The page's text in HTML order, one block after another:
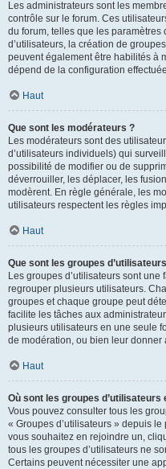
Les administrateurs sont les
contrôle sur le forum. Ces
du forum, telles que les
d’utilisateurs, la création de
peuvent également être habilités à
dépend de la configuration
Haut
Que sont les modérateurs ?
Les modérateurs sont des
d’utilisateurs individuels) qui
possibilité de modifier ou de
déverrouiller, les déplacer, les
modèrent. En règle générale, les
utilisateurs respectent les règles
Haut
Que sont les groupes
Les groupes d’utilisateurs sont
regrouper plusieurs utilisateurs.
groupes et chaque groupe peut
facilite les tâches aux
plusieurs utilisateurs en une seule
de modération, ou bien leur donner
Haut
Où sont les groupes
Vous pouvez consulter tous les
« Groupes d’utilisateurs » depuis
vous souhaitez en rejoindre un,
tous les groupes d’utilisateurs ne
Certains peuvent nécessiter une